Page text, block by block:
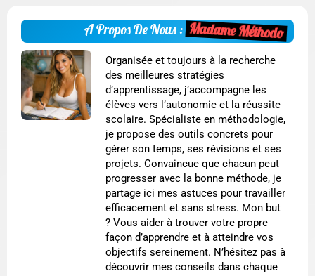
A Propos De Nous :Madame Méthodo
Organisée et toujours à la recherche
des meilleures stratégies
d’apprentissage, j’accompagne les
élèves vers l’autonomie et la réussite
scolaire. Spécialiste en méthodologie,
je propose des outils concrets pour
gérer son temps, ses révisions et ses
projets. Convaincue que chacun peut
progresser avec la bonne méthode, je
partage ici mes astuces pour travailler
efficacement et sans stress. Mon but
? Vous aider à trouver votre propre
façon d’apprendre et à atteindre vos
objectifs sereinement. N’hésitez pas à
découvrir mes conseils dans chaque